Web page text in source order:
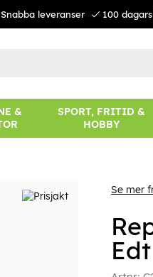
leveranser 100
&
SPORT, FRITID &
HOBBY
Se mer